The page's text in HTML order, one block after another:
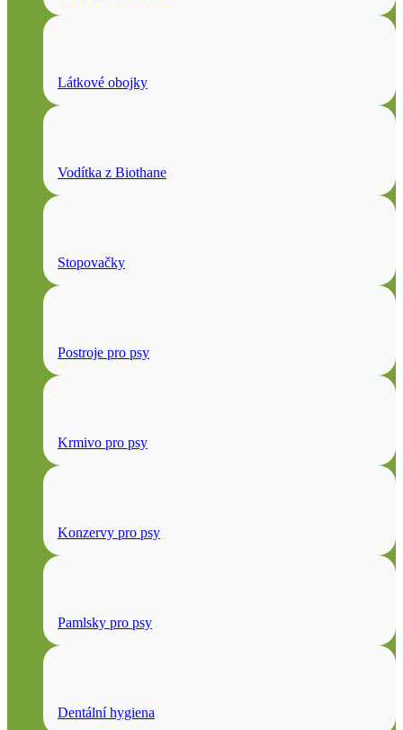
Látkové obojky
Vodítka z Biothane
Stopovačky
Postroje pro psy
Krmivo pro psy
Konzervy pro psy
Pamlsky pro psy
Dentální hygiena